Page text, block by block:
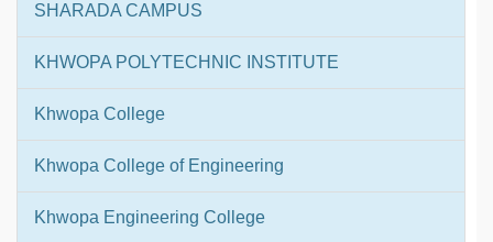
SHARADA CAMPUS
KHWOPA POLYTECHNIC INSTITUTE
Khwopa College
Khwopa College of Engineering
Khwopa Engineering College